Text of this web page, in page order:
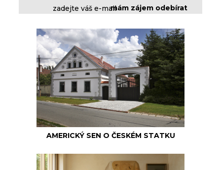
AMERICKÝ SEN O ČESKÉM STATKU